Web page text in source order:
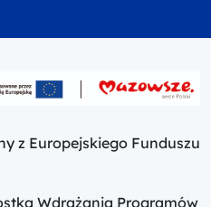
z Europejskiego Funduszu
Wdrażania Programów